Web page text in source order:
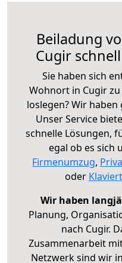
Beiladung
Cugir
Sie haben sich
Wohnort in Cugir
loslegen? Wir haben
Unser Service
schnelle Lösungen,
egal ob es sich
Firmenumzug,
oder
Wir haben
Planung,
nach Cugir.
Zusammenarbeit
Netzwerk sind wir